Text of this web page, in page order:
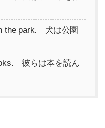
the park. 犬は公園
彼らは本を読ん